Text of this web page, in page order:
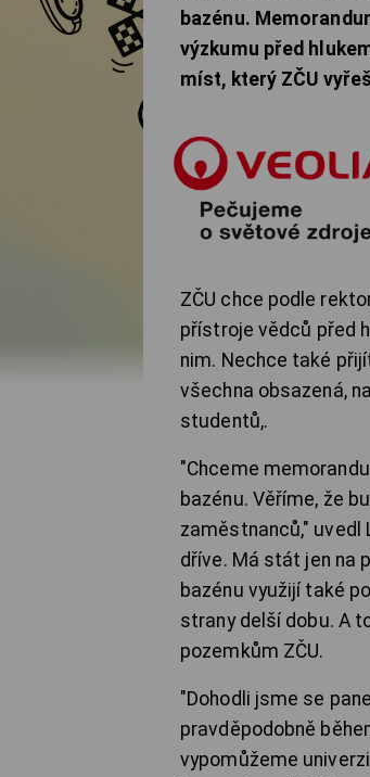
bazénu.
výzkumu před
míst, který ZČU
ZČU chce podle
přístroje vědců před
nim. Nechce také
všechna obsazená,
studentů,.
"Chceme
bazénu. Věříme, že
zaměstnanců," uvedl
dříve. Má stát jen na
bazénu využijí také
strany delší dobu. A
pozemkům ZČU.
"Dohodli jsme se
pravděpodobně
vypomůžeme